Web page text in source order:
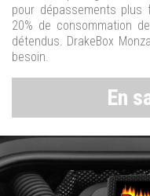
pour dépassements plus
20% de consommation
détendus. DrakeBox
besoin.
En